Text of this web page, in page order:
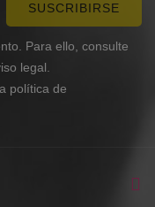
SUSCRIBIRSE
Para ello, consulte
legal.
política de